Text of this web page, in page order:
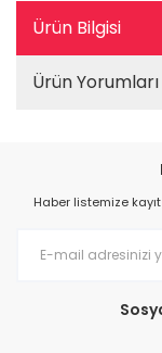
Ürün Bilgisi
Ürün Yorumları
Haber listemize